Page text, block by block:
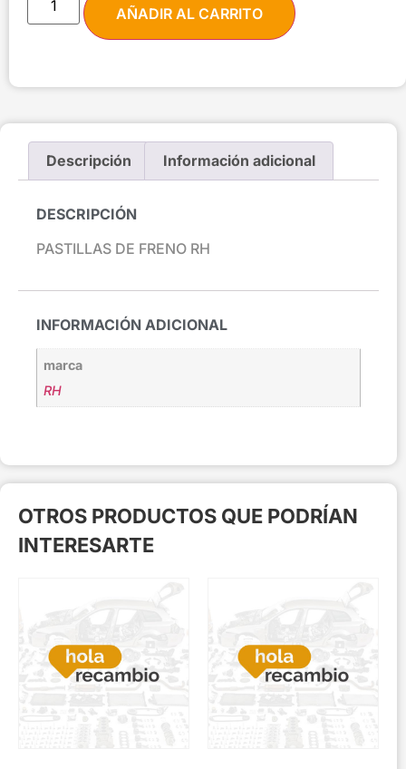
AÑADIR AL CARRITO
Descripción Información adicional
DESCRIPCIÓN
PASTILLAS DE FRENO RH
INFORMACIÓN ADICIONAL
marca
RH
OTROS PRODUCTOS QUE PODRÍAN
INTERESARTE